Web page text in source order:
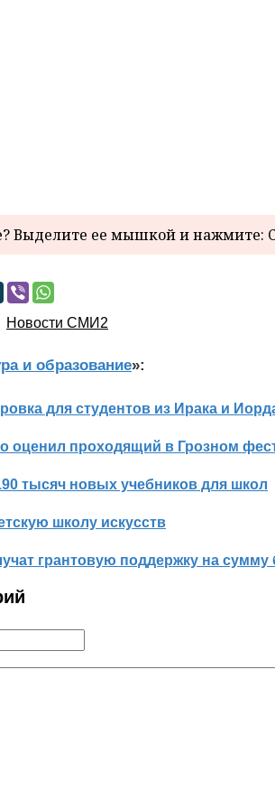
Выделите ее мышкой и нажмите:
Новости СМИ2
и образование»:
для студентов из Ирака и
оценил проходящий в Грозном
тысяч новых учебников для школ
школу искусств
грантовую поддержку на